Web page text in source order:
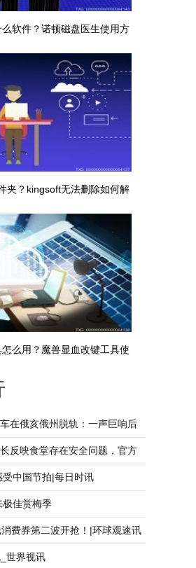
软件？诺顿磁盘医生使用方
夹？kingsoft无法删除如何解
决？
么用？魔兽显血改键工具使
法及注意事项
在俄亥俄州脱轨：一声巨响后
反映食堂存在安全问题，官方
天观速讯
中国节拍|每日时讯
极佳赏梅季
费券第二波开抢！|环球观速讯
世界视讯